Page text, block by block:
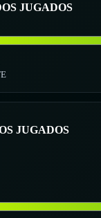
JUGADOS
JUGADOS